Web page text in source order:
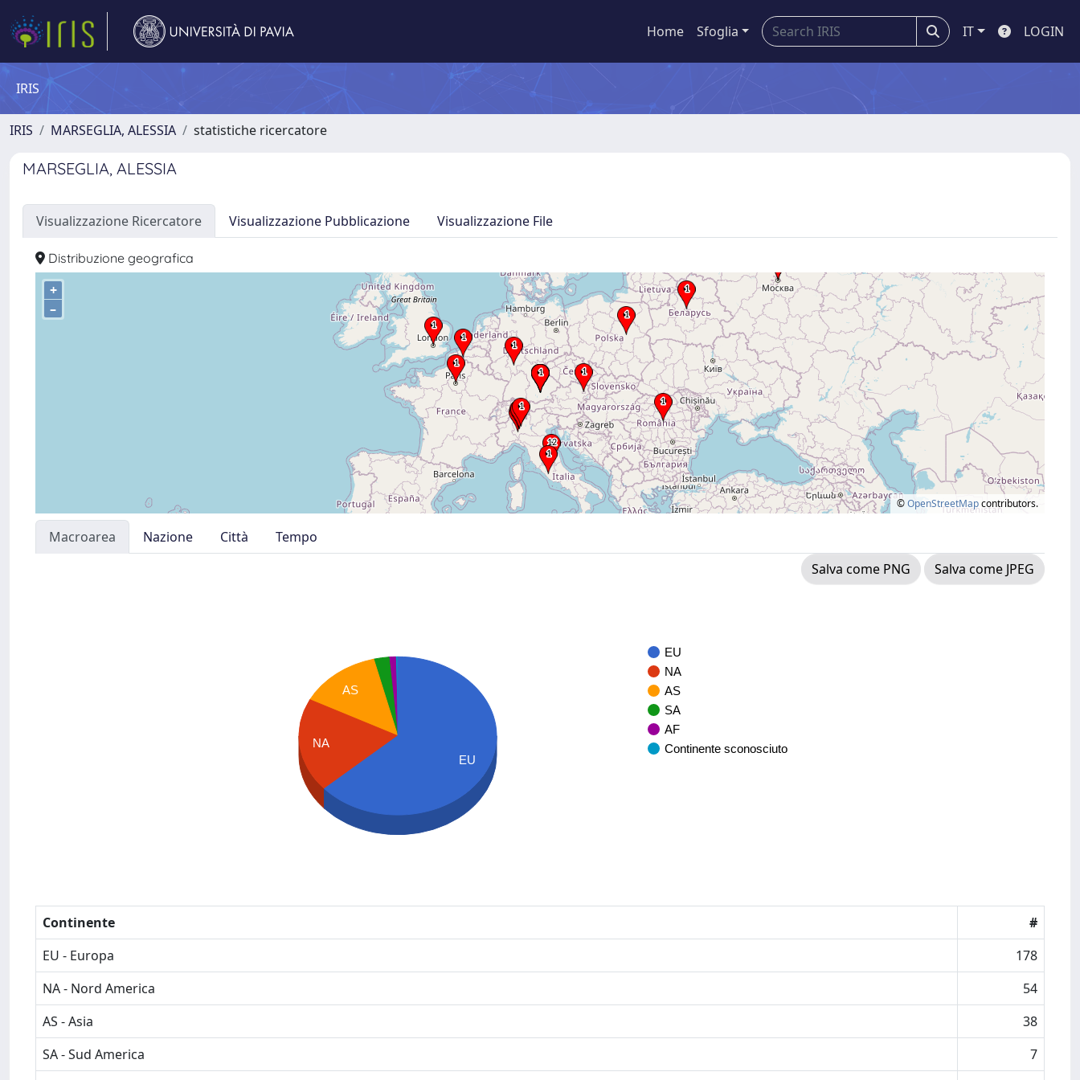
Home Sfoglia IT LOGIN
IRIS
IRIS MARSEGLIA, ALESSIA statistiche ricercatore
MARSEGLIA, ALESSIA
Visualizzazione Ricercatore Visualizzazione Pubblicazione Visualizzazione File
Distribuzione geografica
+
–
©OpenStreetMapcontributors.
Macroarea Nazione Città
Tempo
Salva come PNG
Salva come JPEG
EU
NA
AS
SA
AF
Continente sconosciuto
AS
NA
EU
Continente
#
EU - Europa
178
NA - Nord America
54
AS - Asia
38
SA - Sud America
7